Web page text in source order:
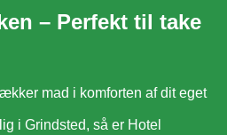
– Perfekt til take
mad i komforten af dit eget
i Grindsted, så er Hotel